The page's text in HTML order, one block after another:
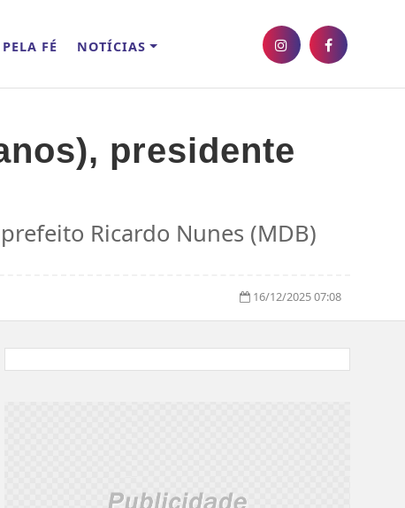
FÉ NOTÍCIAS
presidente
Ricardo Nunes (MDB)
16/12/2025 07:08